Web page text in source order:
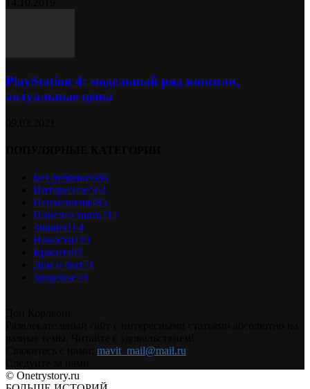
PlayStation 4: модельный ряд консоли,
актуальные цены
Без рубрики686
Интересное562
Психология485
Полезно знать212
Знания164
Новости119
Красота93
Дом и быт71
Здоровье59
mavit_mail@mail.ru
© Onetrystory.ru